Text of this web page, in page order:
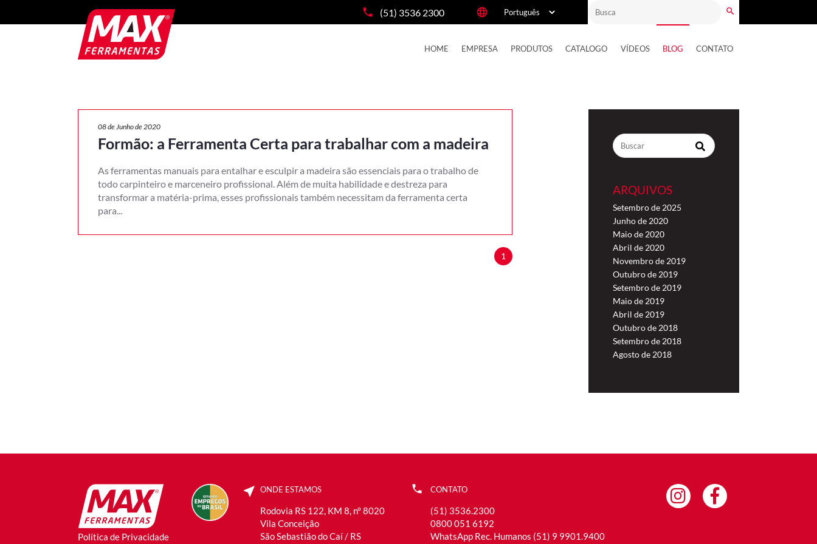
(51) 3536 2300
HOME EMPRESA PRODUTOS CATALOGO VÍDEOS BLOG CONTATO
08 de Junho de 2020
Formão: a Ferramenta Certa para trabalhar com a madeira
As ferramentas manuais para entalhar e esculpir a madeira são essenciais para o trabalho de
todo carpinteiro e marceneiro profissional. Além de muita habilidade e destreza para
transformar a matéria-prima, esses profissionais também necessitam da ferramenta certa
para...
1
ARQUIVOS
Setembro de 2025
Junho de 2020
Maio de 2020
Abril de 2020
Novembro de 2019
Outubro de 2019
Setembro de 2019
Maio de 2019
Abril de 2019
Outubro de 2018
Setembro de 2018
Agosto de 2018
Política de Privacidade
ONDE ESTAMOS
Rodovia RS 122, KM 8, n° 8020
Vila Conceição
São Sebastião do Caí / RS
CONTATO
(51) 3536.2300
0800 051 6192
WhatsApp Rec. Humanos (51) 9 9901.9400